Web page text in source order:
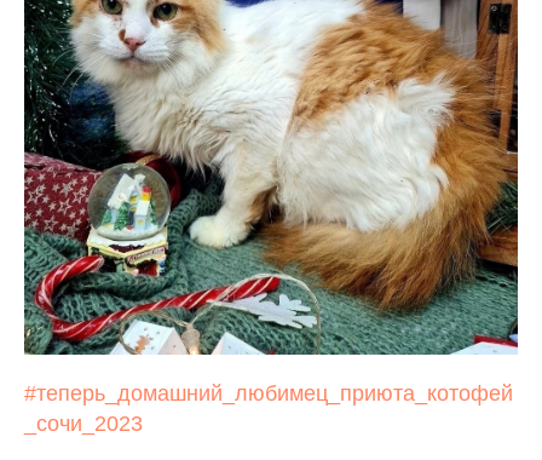
#теперь_домашний_любимец_приюта_котофей
_сочи_2023